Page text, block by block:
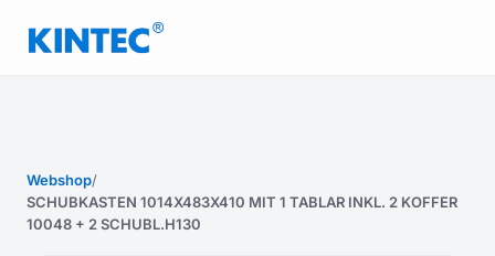
Webshop/
SCHUBKASTEN 1014X483X410 MIT 1 TABLAR INKL. 2 KOFFER
10048 + 2 SCHUBL.H130